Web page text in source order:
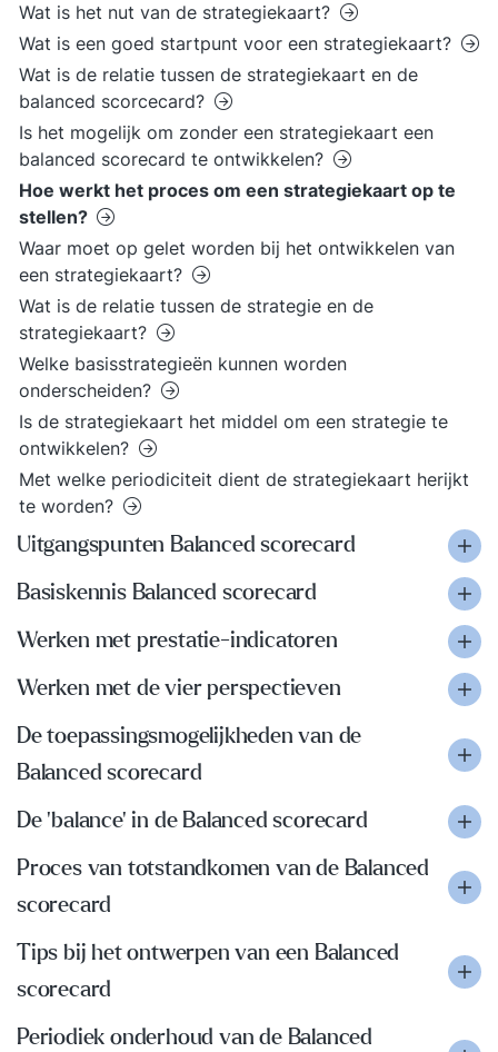
Wat is het nut van de strategiekaart?
Wat is een goed startpunt voor een strategiekaart?
Wat is de relatie tussen de strategiekaart en de
balanced scorcecard?
Is het mogelijk om zonder een strategiekaart een
balanced scorecard te ontwikkelen?
Hoe werkt het proces om een strategiekaart op te
stellen?
Waar moet op gelet worden bij het ontwikkelen van
een strategiekaart?
Wat is de relatie tussen de strategie en de
strategiekaart?
Welke basisstrategieën kunnen worden
onderscheiden?
Is de strategiekaart het middel om een strategie te
ontwikkelen?
Met welke periodiciteit dient de strategiekaart herijkt
te worden?
Uitgangspunten Balanced scorecard
Basiskennis Balanced scorecard
Werken met prestatie-indicatoren
Werken met de vier perspectieven
De toepassingsmogelijkheden van de
Balanced scorecard
De 'balance' in de Balanced scorecard
Proces van totstandkomen van de Balanced
scorecard
Tips bij het ontwerpen van een Balanced
scorecard
Periodiek onderhoud van de Balanced